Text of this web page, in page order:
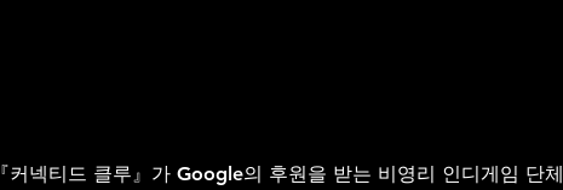
『커넥티드 클루』가 Google의 후원을 받는 비영리 인디게임 단체